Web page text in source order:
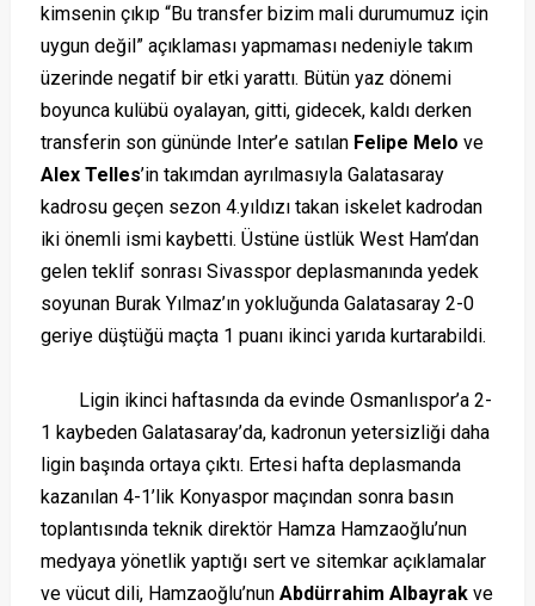
kimsenin çıkıp “Bu transfer bizim mali durumumuz için
uygun değil” açıklaması yapmaması nedeniyle takım
üzerinde negatif bir etki yarattı. Bütün yaz dönemi
boyunca kulübü oyalayan, gitti, gidecek, kaldı derken
transferin son gününde Inter’e satılan Felipe Melo ve
Alex Telles’in takımdan ayrılmasıyla Galatasaray
kadrosu geçen sezon 4.yıldızı takan iskelet kadrodan
iki önemli ismi kaybetti. Üstüne üstlük West Ham’dan
gelen teklif sonrası Sivasspor deplasmanında yedek
soyunan Burak Yılmaz’ın yokluğunda Galatasaray 2-0
geriye düştüğü maçta 1 puanı ikinci yarıda kurtarabildi.
Ligin ikinci haftasında da evinde Osmanlıspor’a 2-
1 kaybeden Galatasaray’da, kadronun yetersizliği daha
ligin başında ortaya çıktı. Ertesi hafta deplasmanda
kazanılan 4-1’lik Konyaspor maçından sonra basın
toplantısında teknik direktör Hamza Hamzaoğlu’nun
medyaya yönetlik yaptığı sert ve sitemkar açıklamalar
ve vücut dili, Hamzaoğlu’nun Abdürrahim Albayrakve